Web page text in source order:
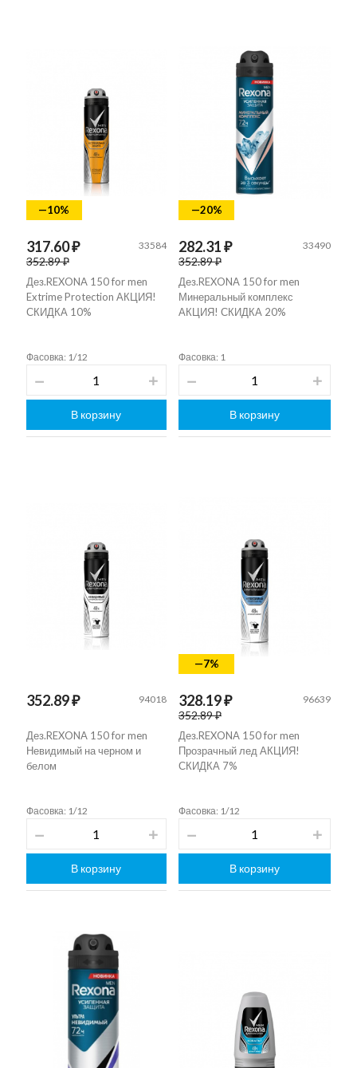
—10%
317.60 ₽
352.89 ₽
33584
Дез.REXONA 150 for men
Extrime Protection АКЦИЯ!
СКИДКА 10%
Фасовка: 1/12
В корзину
—20%
282.31 ₽
352.89 ₽
33490
Дез.REXONA 150 for men
Минеральный комплекс
АКЦИЯ! СКИДКА 20%
Фасовка: 1
В корзину
352.89 ₽ 94018
Дез.REXONA 150 for men
Невидимый на черном и
белом
Фасовка: 1/12
В корзину
—7%
328.19 ₽
352.89 ₽
96639
Дез.REXONA 150 for men
Прозрачный лед АКЦИЯ!
СКИДКА 7%
Фасовка: 1/12
В корзину